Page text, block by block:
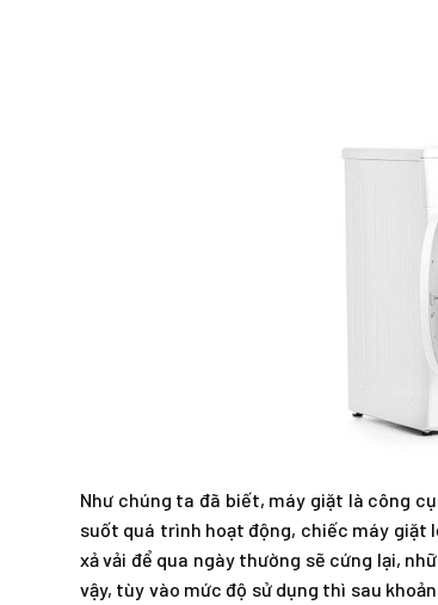
Như chúng ta đã biết, máy giặt là công
suốt quá trình hoạt động, chiếc máy giặt
xả vải để qua ngày thường sẽ cứng lại,
vậy, tùy vào mức độ sử dụng thì sau